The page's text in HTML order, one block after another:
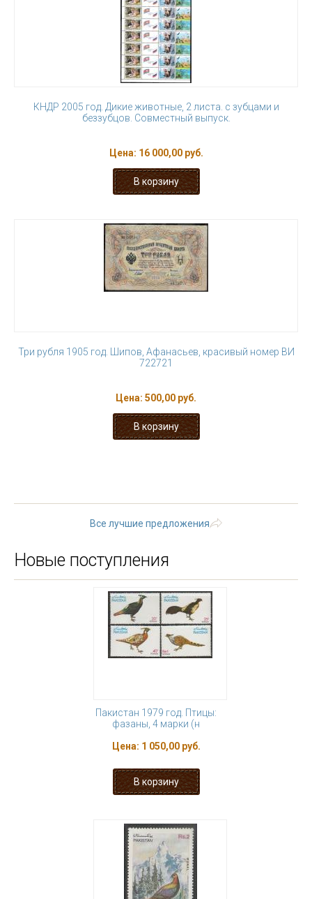
КНДР 2005 год. Дикие животные, 2 листа. с зубцами и
беззубцов. Совместный выпуск.
Цена: 16 000,00 руб.
Три рубля 1905 год. Шипов, Афанасьев, красивый номер ВИ
722721
Цена: 500,00 руб.
Все лучшие предложения
Новые поступления
Пакистан 1979 год. Птицы:
фазаны, 4 марки (н
Цена: 1 050,00 руб.